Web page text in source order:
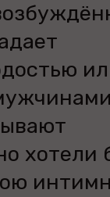
хотели